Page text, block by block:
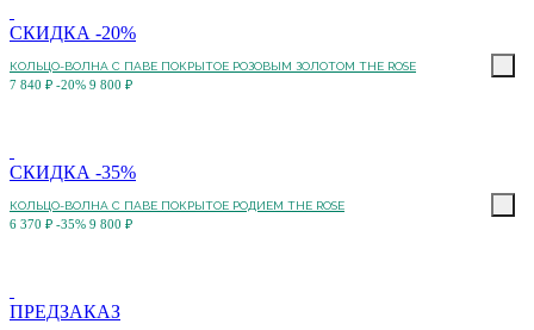
СКИДКА -20%
КОЛЬЦО-ВОЛНА С ПАВЕ ПОКРЫТОЕ РОЗОВЫМ ЗОЛОТОМ THE ROSE
7 840 ₽ -20% 9 800 ₽
СКИДКА -35%
КОЛЬЦО-ВОЛНА С ПАВЕ ПОКРЫТОЕ РОДИЕМ THE ROSE
6 370 ₽ -35% 9 800 ₽
ПРЕДЗАКАЗ